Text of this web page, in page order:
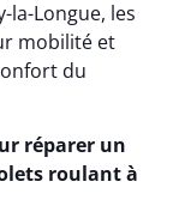
la-Longue, les
mobilité et
du
réparer un
roulant à